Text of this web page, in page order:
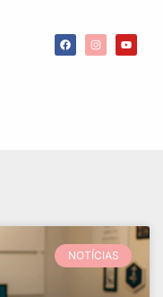
NOTÍCIAS